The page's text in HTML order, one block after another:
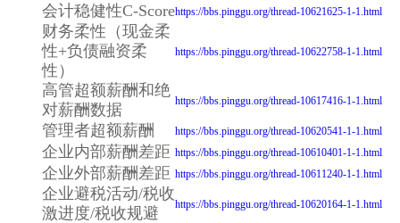
会计稳健性C-Scorehttps://bbs.pinggu.org/thread-10621625-1-1.html
财务柔性（现金柔
性+负债融资柔
性）
https://bbs.pinggu.org/thread-10622758-1-1.html
高管超额薪酬和绝
对薪酬数据
https://bbs.pinggu.org/thread-10617416-1-1.html
管理者超额薪酬 https://bbs.pinggu.org/thread-10620541-1-1.html
企业内部薪酬差距 https://bbs.pinggu.org/thread-10610401-1-1.html
企业外部薪酬差距 https://bbs.pinggu.org/thread-10611240-1-1.html
企业避税活动/税收
激进度/税收规避
https://bbs.pinggu.org/thread-10620164-1-1.html